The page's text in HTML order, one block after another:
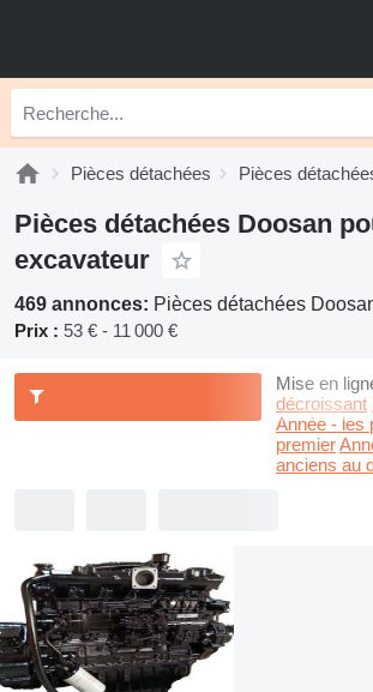
Pièces détachées Pièces
Pièces détachées Doosan
excavateur
469 annonces: Pièces détachées
Prix : 53 € - 11 000 €
Mise en
décroissant
Année - les
premier
anciens au